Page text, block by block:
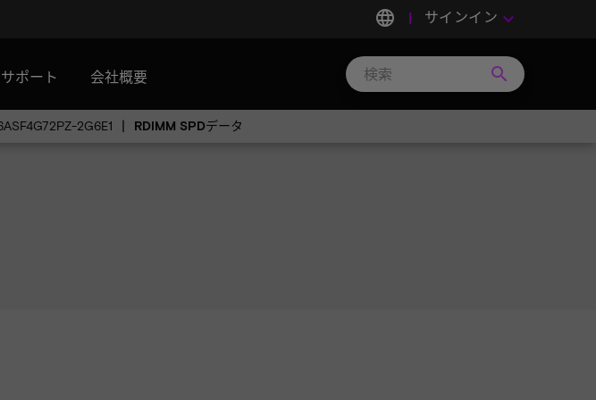
language サインイン keyboard_arrow_down
ポート 会社概要 search
2G6E1 RDIMM SPDデータ